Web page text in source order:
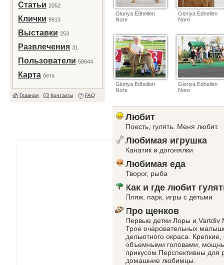
Статьи 2052
Клички 9913
Выставки 253
Развлечения 31
Пользователи 58644
Карта бета
Главная Контакты FAQ
Gloriya Edhellen
Nore
Gloriya Edhellen
Nore
Gloriya Edhellen
Nore
Gloriya Edhellen
Nore
Любит
Поесть, гулять. Меня любит.
Любимая игрушка
Канатик и догонялки
Любимая еда
Творог, рыба
Как и где любит
Пляж, парк, игры с детьми
Про щенков
Первые детки Лоры и
Трое очаровательных
дельютного окраса.
объемными головами,
прикусом.Перспективны для
домашние любимцы.